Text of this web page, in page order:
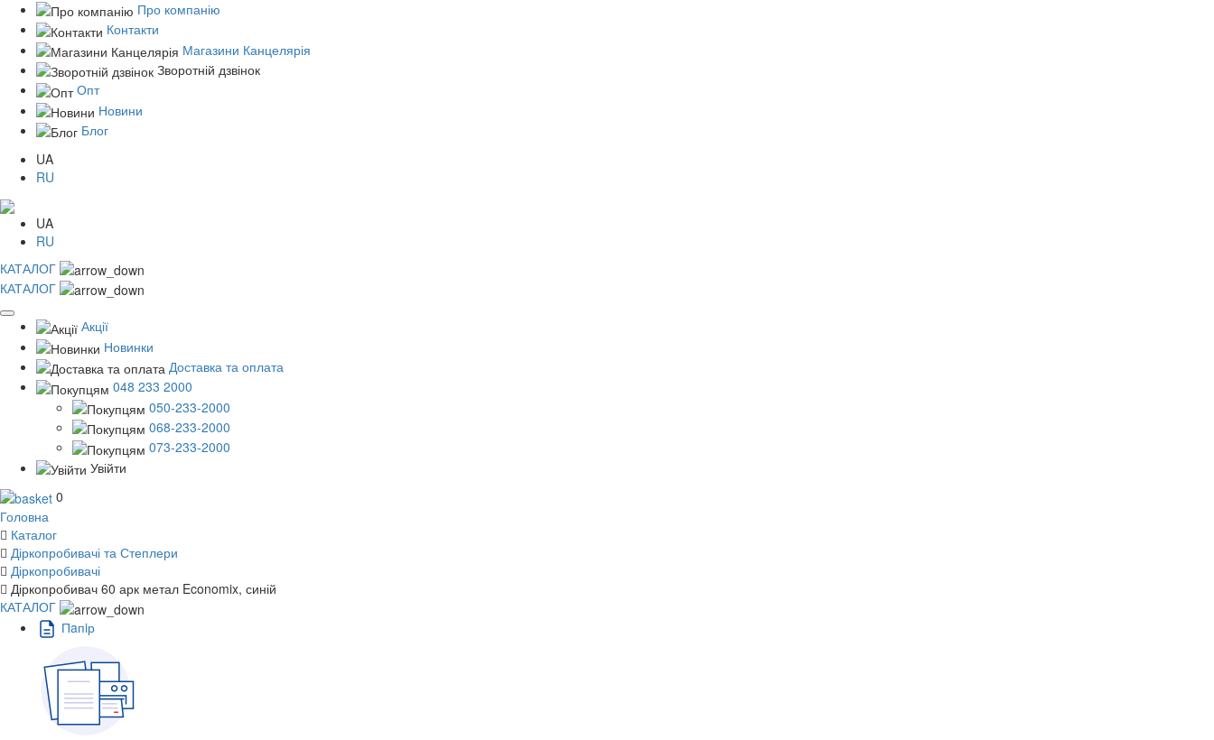
Про компанію
Контакти
Магазини Канцелярія
Зворотній дзвінок
Опт
Новини
Блог
UA
RU
UA
RU
КАТАЛОГ
КАТАЛОГ
Акції
Новинки
Доставка та оплата
048 233 2000
050-233-2000
068-233-2000
073-233-2000
Увійти
0
Головна
Каталог
Діркопробивачі та Степлери
Діркопробивачі
Діркопробивач 60 арк метал Economix, синій
КАТАЛОГ
Пaпiр